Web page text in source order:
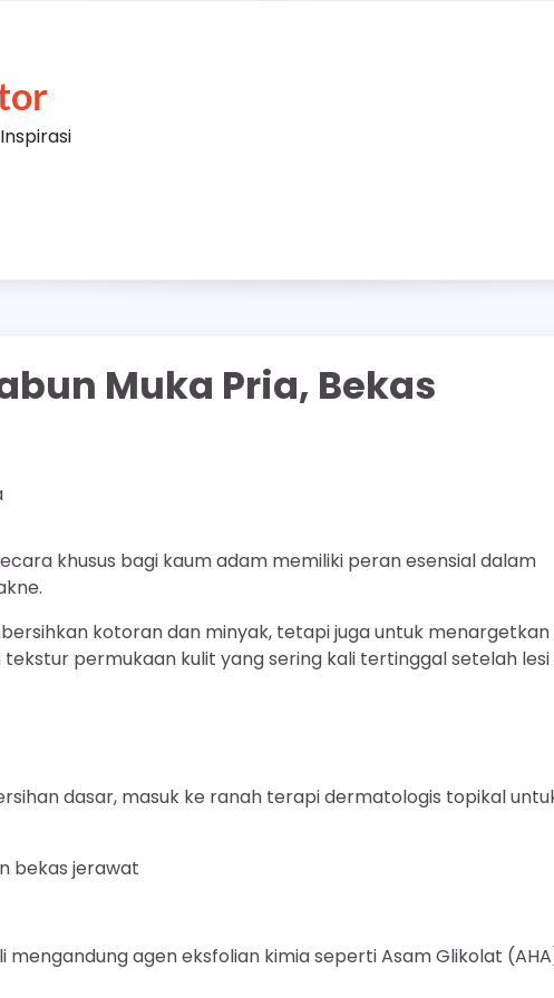
Muka Pria, Bekas
khusus bagi kaum adam memiliki peran esensial dalam
kotoran dan minyak, tetapi juga untuk menargetkan
permukaan kulit yang sering kali tertinggal setelah lesi
dasar, masuk ke ranah terapi dermatologis topikal
bekas jerawat
agen eksfolian kimia seperti Asam Glikolat